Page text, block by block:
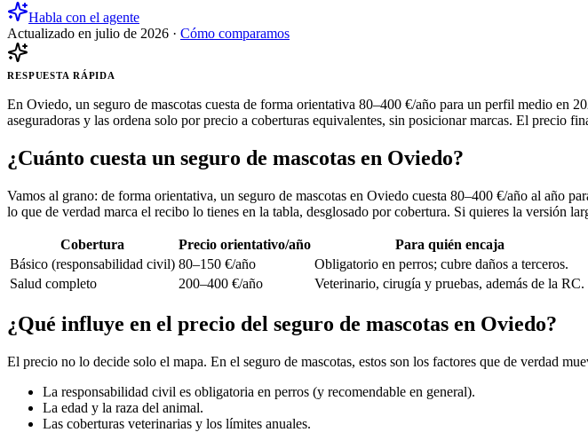
Habla con el agente
Actualizado en julio de 2026 · Cómo comparamos
RESPUESTA RÁPIDA
En Oviedo, un seguro de mascotas cuesta de forma orientativa 80–400 €/año para un perfil medio en
aseguradoras y las ordena solo por precio a coberturas equivalentes, sin posicionar marcas. El precio
¿Cuánto cuesta un seguro de mascotas en Oviedo?
Vamos al grano: de forma orientativa, un seguro de mascotas en Oviedo cuesta 80–400 €/año al año
lo que de verdad marca el recibo lo tienes en la tabla, desglosado por cobertura. Si quieres la versión
Cobertura Precio orientativo/año
Para quién encaja
Básico (responsabilidad civil) 80–150 €/año
Obligatorio en perros; cubre daños a terceros.
Salud completo
200–400 €/año Veterinario, cirugía y pruebas, además de la RC.
¿Qué influye en el precio del seguro de mascotas en Oviedo?
El precio no lo decide solo el mapa. En el seguro de mascotas, estos son los factores que de verdad
La responsabilidad civil es obligatoria en perros (y recomendable en general).
La edad y la raza del animal.
Las coberturas veterinarias y los límites anuales.